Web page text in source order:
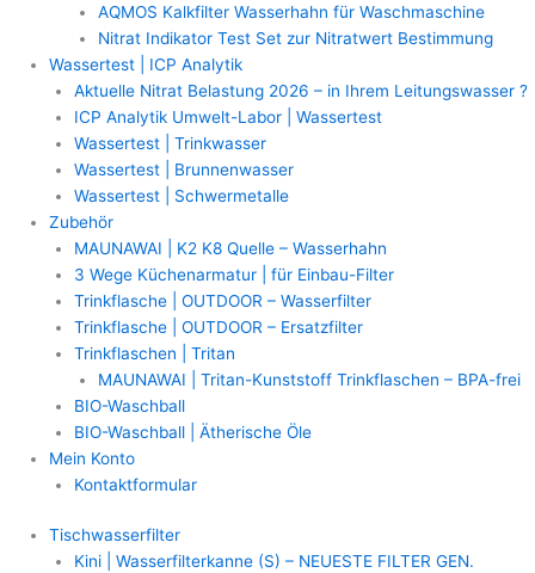
AQMOS Kalkfilter Wasserhahn für Waschmaschine
Nitrat Indikator Test Set zur Nitratwert Bestimmung
Wassertest | ICP Analytik
Aktuelle Nitrat Belastung 2026 – in Ihrem Leitungswasser ?
ICP Analytik Umwelt-Labor | Wassertest
Wassertest | Trinkwasser
Wassertest | Brunnenwasser
Wassertest | Schwermetalle
Zubehör
MAUNAWAI | K2 K8 Quelle – Wasserhahn
3 Wege Küchenarmatur | für Einbau-Filter
Trinkflasche | OUTDOOR – Wasserfilter
Trinkflasche | OUTDOOR – Ersatzfilter
Trinkflaschen | Tritan
MAUNAWAI | Tritan-Kunststoff Trinkflaschen – BPA-frei
BIO-Waschball
BIO-Waschball | Ätherische Öle
Mein Konto
Kontaktformular
Tischwasserfilter
Kini | Wasserfilterkanne (S) – NEUESTE FILTER GEN.